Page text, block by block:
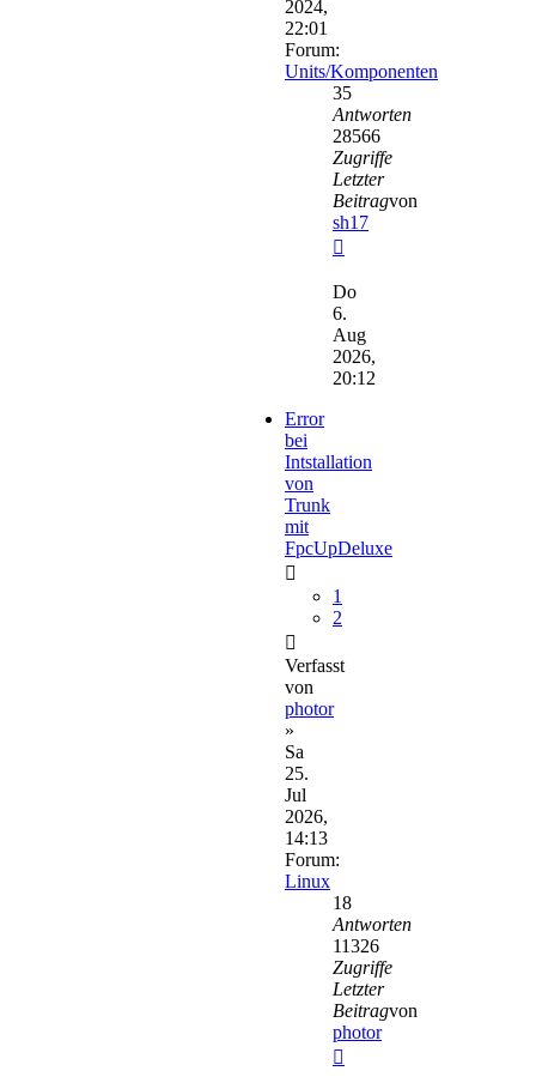
2024,
22:01
Forum:
Units/Komponenten
35
Antworten
28566
Zugriffe
Letzter
Beitragvon
sh17
Beitrag
Do
6.
Aug
2026,
20:12
Error
bei
Intstallation
von
Trunk
mit
FpcUpDeluxe
1
2
Verfasst
von
photor
»
Sa
25.
Jul
2026,
14:13
Forum:
Linux
18
Antworten
11326
Zugriffe
Letzter
Beitragvon
photor